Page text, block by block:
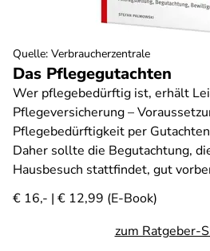
Das Pflegegutachten
Wer pflegebedürftig ist, erhält
Pflegeversicherung –
Pflegebedürftigkeit per
Daher sollte die Begutachtung,
Hausbesuch stattfindet, gut
€ 16,- | € 12,99 (E-Book)
zum Ratgeber-
Quelle: Verbraucherzentrale